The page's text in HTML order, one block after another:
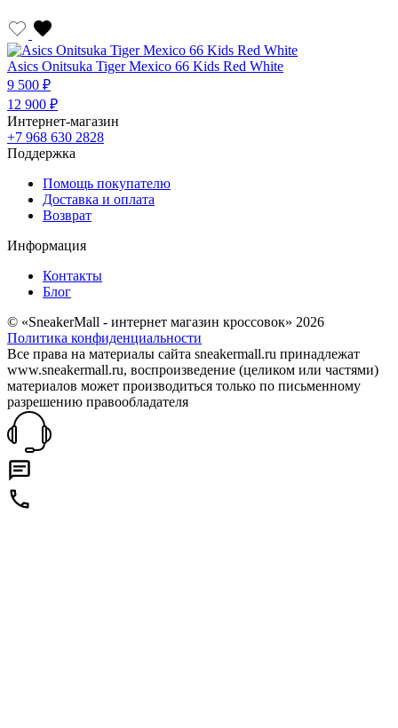
Asics Onitsuka Tiger Mexiсo 66 Kids Red White
9 500 ₽
12 900 ₽
Интернет-магазин
+7 968 630 2828
Поддержка
Помощь покупателю
Доставка и оплата
Возврат
Информация
Контакты
Блог
© «SneakerMall - интернет магазин кроссовок» 2026
Политика конфиденциальности
Все права на материалы сайта sneakermall.ru принадлежат
www.sneakermall.ru, воспроизведение (целиком или частями)
материалов может производиться только по письменному
разрешению правообладателя